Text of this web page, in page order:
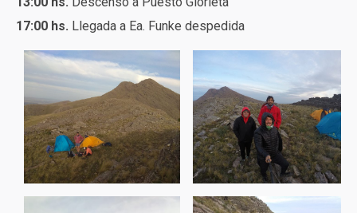
17:00 hs. Llegada a Ea. Funke despedida